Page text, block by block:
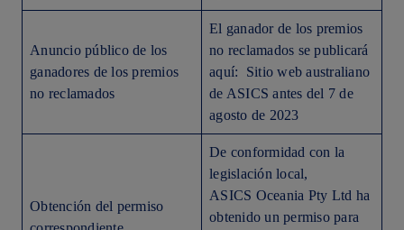
Anuncio público de los
ganadores de los premios
no reclamados
El ganador de los premios
no reclamados se publicará
aquí: Sitio web australiano
de ASICS antes del 7 de
agosto de 2023
Obtención del permiso
De conformidad con la
legislación local,
ASICS Oceania Pty Ltd ha
obtenido un permiso para